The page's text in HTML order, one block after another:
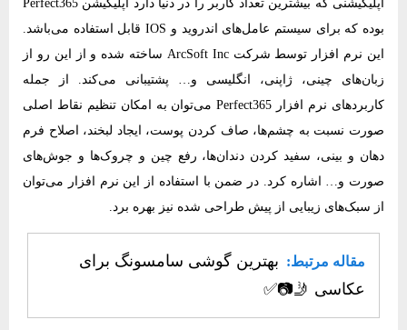
بوده که برای سیستم عامل‌های اندروید و IOS قابل استفاده می‌باشد.
این نرم‌ افزار توسط شرکت ArcSoft Inc ساخته شده و از این رو از
زبان‌های چینی، ژاپنی، انگلیسی و… پشتیبانی می‌کند. از جمله
کاربردهای نرم‌ افزار Perfect365 می‌توان به امکان تنظیم نقاط اصلی
صورت نسبت به چشم‌ها، صاف کردن پوست، ایجاد لبخند، اصلاح فرم
دهان و بینی، سفید کردن دندان‌ها، رفع چین و چروک‌ها و جوش‌های
صورت و… اشاره کرد. در ضمن با استفاده از این نرم‌ افزار می‌توان
از سبک‌های زیبایی از پیش طراحی شده نیز بهره برد.
مقاله مرتبط: بهترین گوشی سامسونگ برای
عکاسی 🤳​📷​✅​